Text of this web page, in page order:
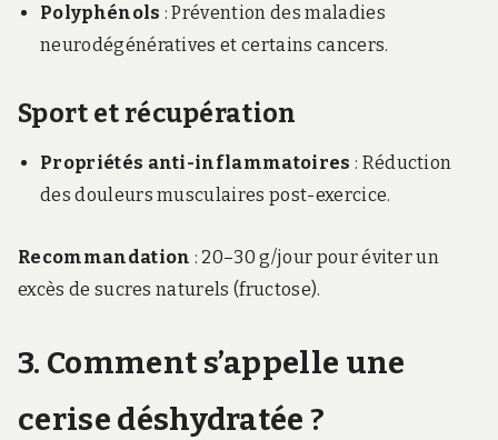
Polyphénols : Prévention des maladies
neurodégénératives et certains cancers.
Sport et récupération
Propriétés anti-inflammatoires : Réduction
des douleurs musculaires post-exercice.
Recommandation : 20–30 g/jour pour éviter un
excès de sucres naturels (fructose).
3. Comment s’appelle une
cerise déshydratée ?